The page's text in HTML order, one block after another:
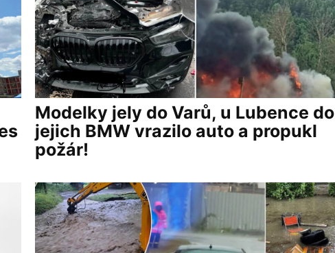
Modelky jely do Varů, u Lubence do
jejich BMW vrazilo auto a propukl
požár!